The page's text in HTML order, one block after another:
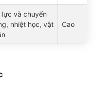
và chuyển
nhiệt học, vật
Cao